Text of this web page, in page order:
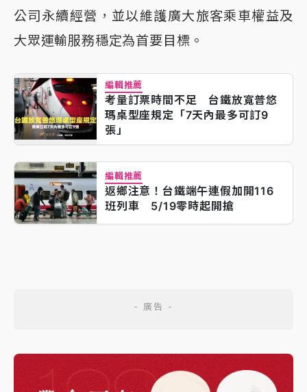
公司永續經營，並以維護廣大旅客乘車權益及
大眾運輸服務穩定為首要目標。
編輯推薦
考量訂票時間不足 台鐵放寬普悠
瑪桌型座規定「7天內最多可訂9
張」
編輯推薦
返鄉注意！台鐵端午連假加開116
班列車 5/19零時起開搶